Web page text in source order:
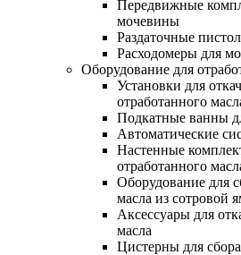
Передвижные
мочевины
Раздаточные
Расходомеры для
Оборудование для
Установки для
отработанного
Подкатные ванны
Автоматические
Настенные
отработанного
Оборудование для
масла из сотровой
Аксессуары для
масла
Цистерны для